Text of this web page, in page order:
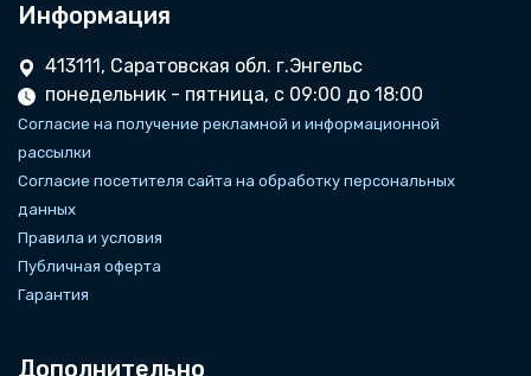
Информация
413111, Саратовская обл. г.Энгельс
понедельник - пятница, с 09:00 до 18:00
Согласие на получение рекламной и информационной
рассылки
Согласие посетителя сайта на обработку персональных
данных
Правила и условия
Публичная оферта
Гарантия
Дополнительно